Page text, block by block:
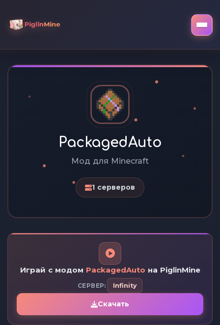
PackagedAuto
Мод для Minecraft
1 серверов
Играй с модом PackagedAuto на PiglinMine
СЕРВЕР: Infinity
Скачать